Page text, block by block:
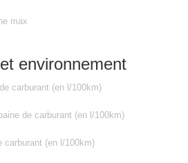
max
environnement
carburant (en l/100km)
de carburant (en l/100km)
carburant (en l/100km)